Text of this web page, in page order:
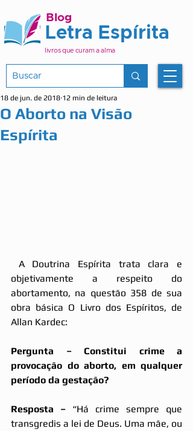
Letra Espírita
Blog
livros que curam a alma
O Aborto na Visão
Espírita
18 de jun. de 2018 12 min de leitura
objetivamente a respeito do
abortamento, na questão 358 de sua
obra básica O Livro dos Espíritos, de
Allan Kardec:
Pergunta – Constitui crime a
provocação do aborto, em qualquer
período da gestação?
Resposta – “Há crime sempre que
transgredis a lei de Deus. Uma mãe, ou